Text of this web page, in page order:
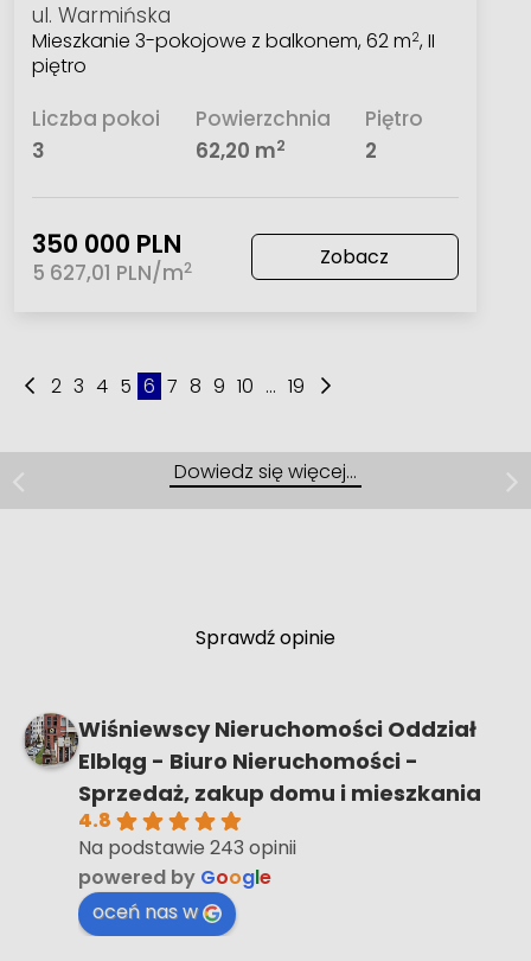
ul. Warmińska
Mieszkanie 3-pokojowe z balkonem, 62 m2, II
piętro
Liczba pokoi
3
Powierzchnia
62,20 m2
Piętro
2
350 000 PLN
5 627,01 PLN/m2 Zobacz
2 3 4 5 6 7 8 9 10 ... 19
Dowiedz się więcej…
Nowy Dwór Gdański, ul. Kolejowa
Nowy Dwór Gdański – 2 pokoje na
Sprawdź opinie
Wiśniewscy Nieruchomości Oddział
Elbląg - Biuro Nieruchomości -
Sprzedaż, zakup domu i mieszkania
4.8
Na podstawie 243 opinii
powered by Google
oceń nas w